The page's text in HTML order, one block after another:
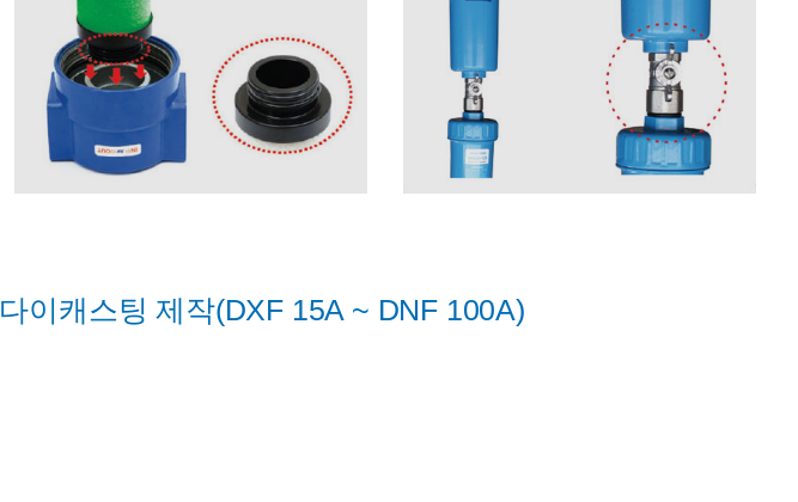
다이캐스팅 제작(DXF 15A ~ DNF 100A)